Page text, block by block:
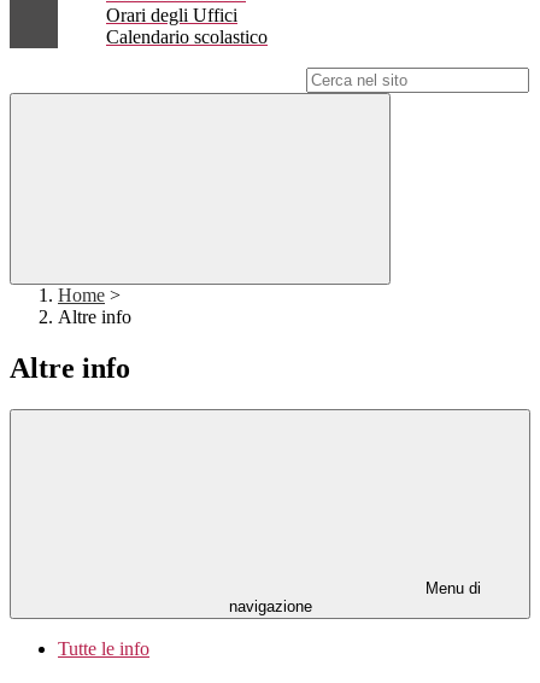
Orari degli Uffici
Calendario scolastico
Home >
Altre info
Altre info
Menu di
navigazione
Tutte le info